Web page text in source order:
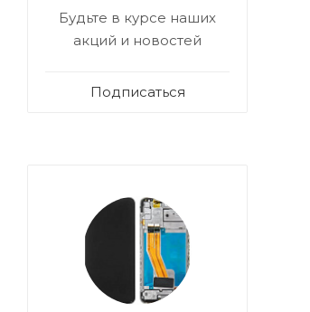
Будьте в курсе наших
акций и новостей
Подписаться